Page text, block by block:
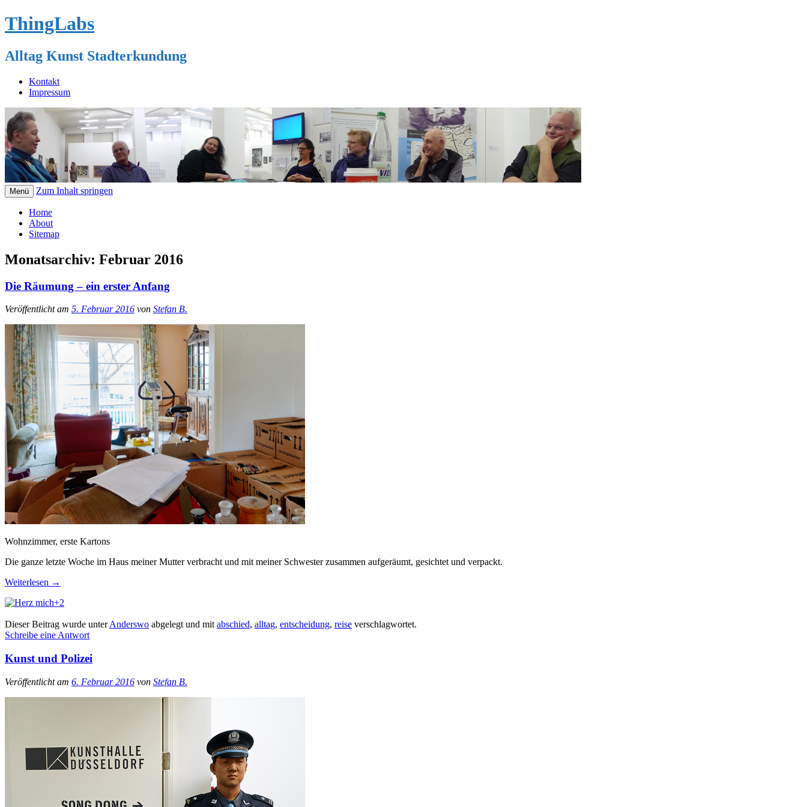
ThingLabs
Alltag Kunst Stadterkundung
Kontakt
Impressum
Menü Zum Inhalt springen
Home
About
Sitemap
Monatsarchiv: Februar 2016
Die Räumung – ein erster Anfang
Veröffentlicht am 5. Februar 2016 von Stefan B.
Wohnzimmer, erste Kartons
Die ganze letzte Woche im Haus meiner Mutter verbracht und mit meiner Schwester zusammen aufgeräumt, gesichtet und verpackt.
Weiterlesen →
+2
Dieser Beitrag wurde unterAnderswo abgelegt und mit abschied, alltag, entscheidung, reise verschlagwortet.
Schreibe eine Antwort
Kunst und Polizei
Veröffentlicht am 6. Februar 2016 von Stefan B.